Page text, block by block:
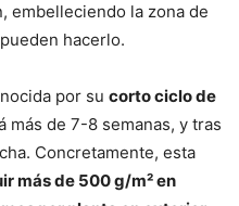
embelleciendo la zona de
hacerlo.
por su corto ciclo de
más de 7-8 semanas, y tras
Concretamente, esta
más de 500 g/m² en